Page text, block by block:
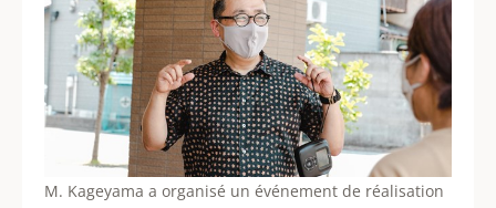
M. Kageyama a organisé un événement de réalisation